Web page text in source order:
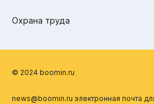
Охрана труда
© 2024 boomin.ru
news@boomin.ru электронная почта